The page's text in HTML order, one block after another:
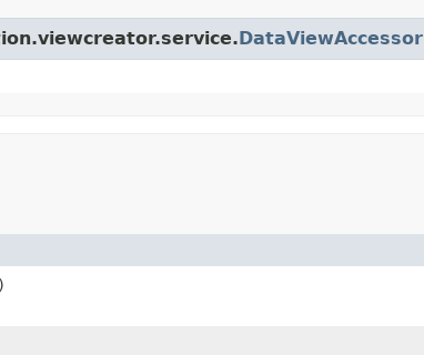
DataViewAccessor